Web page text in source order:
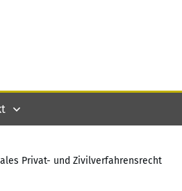
Privat- und Zivilverfahrensrecht